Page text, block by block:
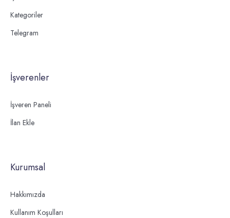
Kategoriler
Telegram
İşverenler
İşveren Paneli
İlan Ekle
Kurumsal
Hakkımızda
Kullanım Koşulları